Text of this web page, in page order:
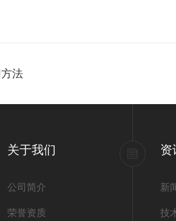
法
关于我们
公司简介
荣誉资质
资
新
技